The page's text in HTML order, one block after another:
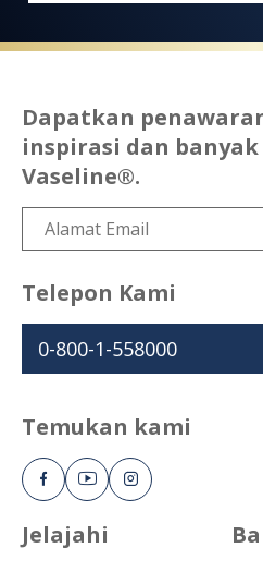
Jelajahi
Dapatkan
inspirasi dan
Vaseline®.
Telepon Kami
0-800-1-558000
Temukan kami